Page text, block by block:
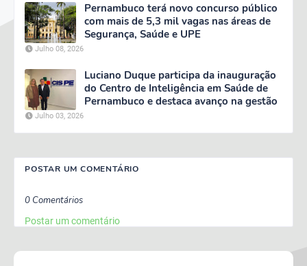
Pernambuco terá novo concurso público
com mais de 5,3 mil vagas nas áreas de
Segurança, Saúde e UPE
Julho 08, 2026
Luciano Duque participa da inauguração
do Centro de Inteligência em Saúde de
Pernambuco e destaca avanço na gestão
Julho 03, 2026
POSTAR UM COMENTÁRIO
0 Comentários
Postar um comentário